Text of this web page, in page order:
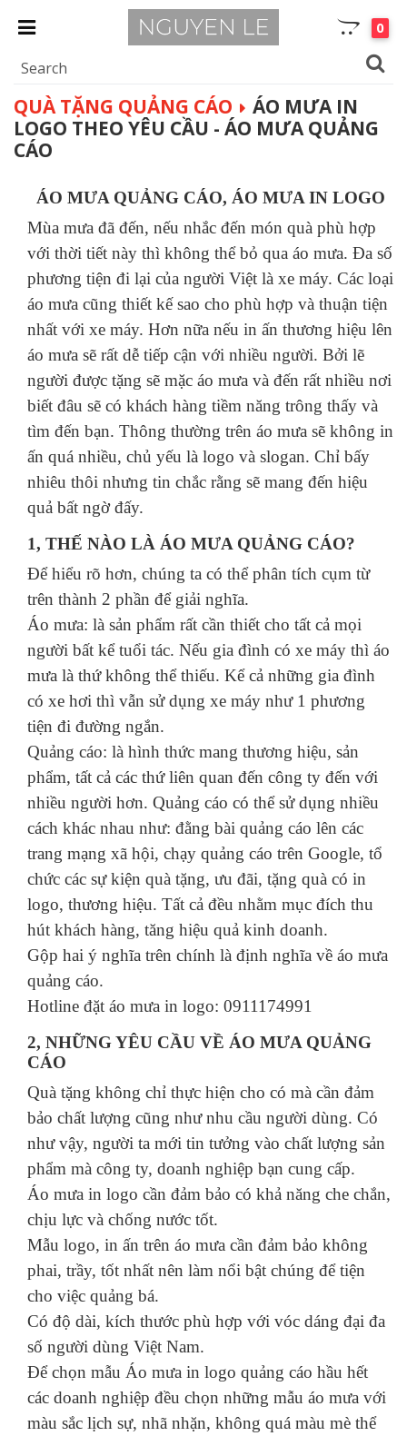
0
QUÀ TẶNG QUẢNG CÁO
ÁO MƯA IN
LOGO THEO YÊU CẦU - ÁO MƯA QUẢNG
CÁO
ÁO MƯA QUẢNG CÁO, ÁO MƯA IN LOGO
Mùa mưa đã đến, nếu nhắc đến món quà phù hợp
với thời tiết này thì không thể bỏ qua áo mưa. Đa số
phương tiện đi lại của người Việt là xe máy. Các loại
áo mưa cũng thiết kế sao cho phù hợp và thuận tiện
nhất với xe máy. Hơn nữa nếu in ấn thương hiệu lên
áo mưa sẽ rất dễ tiếp cận với nhiều người. Bởi lẽ
người được tặng sẽ mặc áo mưa và đến rất nhiều nơi
biết đâu sẽ có khách hàng tiềm năng trông thấy và
tìm đến bạn. Thông thường trên áo mưa sẽ không in
ấn quá nhiều, chủ yếu là logo và slogan. Chỉ bấy
nhiêu thôi nhưng tin chắc rằng sẽ mang đến hiệu
quả bất ngờ đấy.
1, THẾ NÀO LÀ ÁO MƯA QUẢNG CÁO?
Để hiểu rõ hơn, chúng ta có thể phân tích cụm từ
trên thành 2 phần để giải nghĩa.
Áo mưa: là sản phẩm rất cần thiết cho tất cả mọi
người bất kể tuổi tác. Nếu gia đình có xe máy thì áo
mưa là thứ không thể thiếu. Kể cả những gia đình
có xe hơi thì vẫn sử dụng xe máy như 1 phương
tiện đi đường ngắn.
Quảng cáo: là hình thức mang thương hiệu, sản
phẩm, tất cả các thứ liên quan đến công ty đến với
nhiều người hơn. Quảng cáo có thể sử dụng nhiều
cách khác nhau như: đằng bài quảng cáo lên các
trang mạng xã hội, chạy quảng cáo trên Google, tổ
chức các sự kiện quà tặng, ưu đãi, tặng quà có in
logo, thương hiệu. Tất cả đều nhằm mục đích thu
hút khách hàng, tăng hiệu quả kinh doanh.
Gộp hai ý nghĩa trên chính là định nghĩa về áo mưa
quảng cáo.
Hotline đặt áo mưa in logo: 0911174991
2, NHỮNG YÊU CẦU VỀ ÁO MƯA QUẢNG
CÁO
Quà tặng không chỉ thực hiện cho có mà cần đảm
bảo chất lượng cũng như nhu cầu người dùng. Có
như vậy, người ta mới tin tưởng vào chất lượng sản
phẩm mà công ty, doanh nghiệp bạn cung cấp.
Áo mưa in logo cần đảm bảo có khả năng che chắn,
chịu lực và chống nước tốt.
Mẫu logo, in ấn trên áo mưa cần đảm bảo không
phai, trầy, tốt nhất nên làm nổi bật chúng để tiện
cho việc quảng bá.
Có độ dài, kích thước phù hợp với vóc dáng đại đa
số người dùng Việt Nam.
Để chọn mẫu Áo mưa in logo quảng cáo hầu hết
các doanh nghiệp đều chọn những mẫu áo mưa với
màu sắc lịch sự, nhã nhặn, không quá màu mè thể